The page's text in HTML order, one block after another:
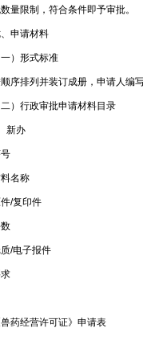
限制，符合条件即予审批。
请材料
形式标准
排列并装订成册，申请人编写
行政审批申请材料目录
办
名称
复印件
电子报件
经营许可证》申请表